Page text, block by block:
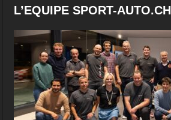
L’EQUIPE SPORT-AUTO.CH